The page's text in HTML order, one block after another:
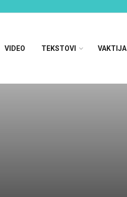
VIDEO TEKSTOVI VAKTIJA